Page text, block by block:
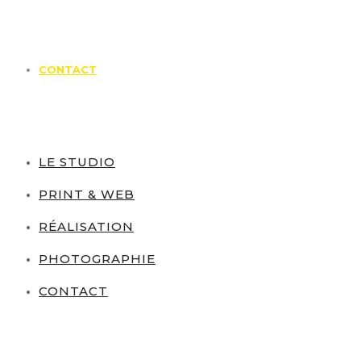
CONTACT
LE STUDIO
PRINT & WEB
RÉALISATION
PHOTOGRAPHIE
CONTACT